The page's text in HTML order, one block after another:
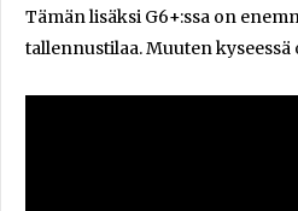
Tämän lisäksi G6+:ssa on
tallennustilaa. Muuten kyseessä